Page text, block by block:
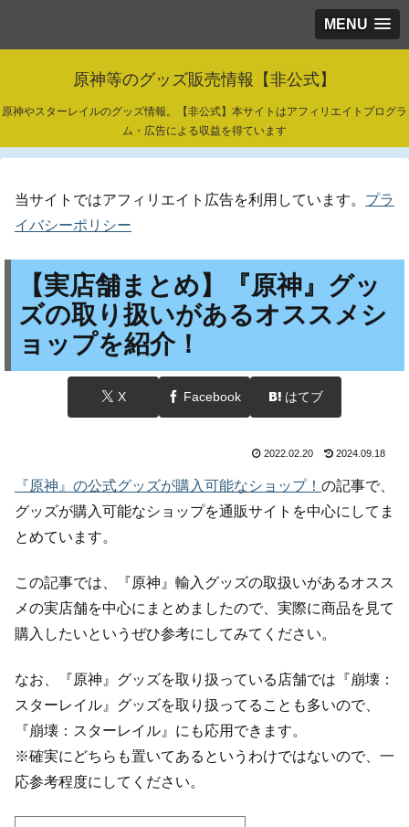
MENU
原神等のグッズ販売情報【非公式】
原神やスターレイルのグッズ情報。【非公式】本サイトはアフィリエイトプログラ
ム・広告による収益を得ています
当サイトではアフィリエイト広告を利用しています。 プラ
イバシーポリシー
【実店舗まとめ】『原神』グッ
ズの取り扱いがあるオススメシ
ョップを紹介！
X Facebook はてブ
2022.02.20 2024.09.18
『原神』の公式グッズが購入可能なショップ！ の記事で、
グッズが購入可能なショップを通販サイトを中心にしてま
とめています。
この記事では、『原神』輸入グッズの取扱いがあるオスス
メの実店舗を中心にまとめましたので、実際に商品を見て
購入したいというぜひ参考にしてみてください。
なお、『原神』グッズを取り扱っている店舗では『崩壊：
スターレイル』グッズを取り扱ってることも多いので、
『崩壊：スターレイル』にも応用できます。
※確実にどちらも置いてあるというわけではないので、一
応参考程度にしてください。